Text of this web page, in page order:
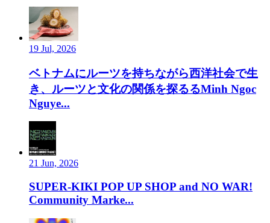
19 Jul, 2026
ベトナムにルーツを持ちながら西洋社会で生
き、ルーツと文化の関係を探るるMinh Ngoc
Nguye...
21 Jun, 2026
SUPER-KIKI POP UP SHOP and NO WAR!
Community Marke...